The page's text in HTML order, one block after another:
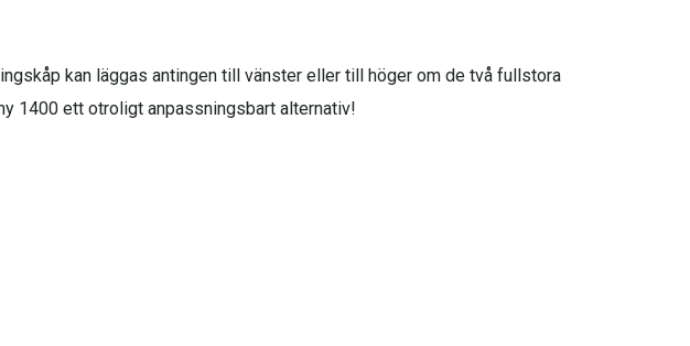
kan läggas antingen till vänster eller till höger om de två fullstora
1400 ett otroligt anpassningsbart alternativ!